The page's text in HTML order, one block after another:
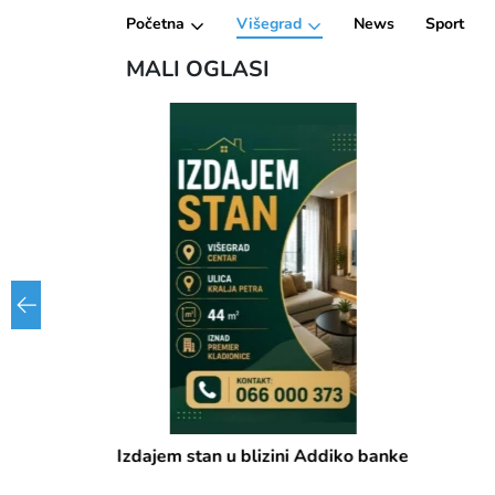
Početna Višegrad News Sport
MALI OGLASI
Izdajem stan u blizini Addiko banke